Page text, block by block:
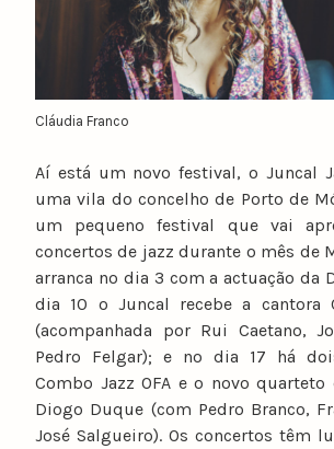
a
t
a
r
o
Cláudia Franco
Aí está um novo festival, o Juncal
uma vila do concelho de Porto de
um pequeno festival que vai
concertos de jazz durante o mês de
arranca no dia 3 com a actuação da
dia 10 o Juncal recebe a cantora
(acompanhada por Rui Caetano,
Pedro Felgar); e no dia 17 há
Combo Jazz OFA e o novo
Diogo Duque (com Pedro Branco,
José Salgueiro). Os concertos têm